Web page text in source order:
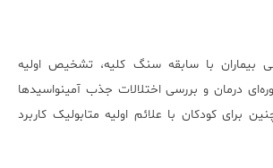
بیماران با سابقه سنگ کلیه، تشخیص اولیه
درمان و بررسی اختلالات جذب آمینواسیدها
برای کودکان با علائم اولیه متابولیک کاربرد